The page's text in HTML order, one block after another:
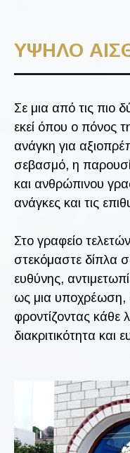
ΥΨΗΛΟ
Σε μια από τις πιο
εκεί όπου ο πόνος
ανάγκη για
σεβασμό, η
και ανθρώπινου
ανάγκες και τις
Στο γραφείο τελετών
στεκόμαστε δίπλα
ευθύνης,
ως μια υποχρέωση,
φροντίζοντας κάθε
διακριτικότητα και